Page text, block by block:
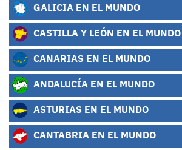
GALICIA EN EL MUNDO
CASTILLA Y LEÓN EN EL MUNDO
CANARIAS EN EL MUNDO
ANDALUCÍA EN EL MUNDO
ASTURIAS EN EL MUNDO
CANTABRIA EN EL MUNDO